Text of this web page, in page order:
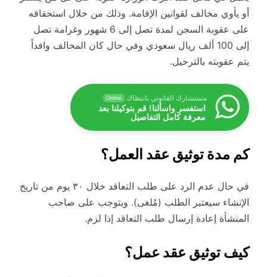
أو يأوي مخالف لقوانين الإقامة. وذلك من خلال استحقاقه
على عقوبة السجن لمدة تصل إلى 6 شهور وغرامة تصل
إلى 100 ألف ريال سعودي وفي حال كان المخالف وافداً
يتم عقوبته بالترحيل.
مستشارك القانوني بانتظاك Online
استفسر واسألنا! قم بتوكيلنا بعد
معرفة كامل التفاصيل
كم مدة توثيق عقد العمل؟
في حال عدم الرد على طلب التعاقد خلال ٣٠ يوم من تاريخ
الإنشاء سيعتبر الطلب (مُلغى). ويتوجب على صاحب
المنشأة إعادة إرسال طلب التعاقد إذا لزم.
كيف توثيق عقد عمل؟